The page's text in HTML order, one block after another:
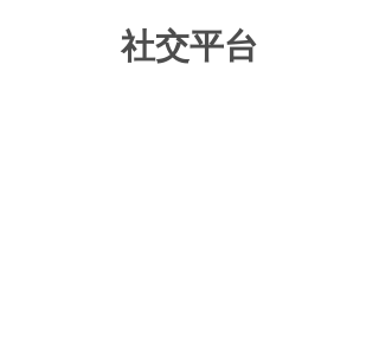
迎獎頒獎典禮」及多
場放映會。社交平台